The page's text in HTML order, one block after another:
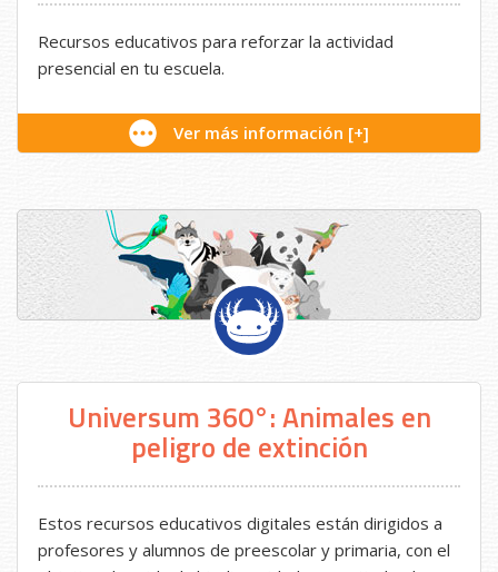
Recursos educativos para reforzar la actividad
presencial en tu escuela.
Ver más información [+]
Universum 360°: Animales en
peligro de extinción
Estos recursos educativos digitales están dirigidos a
profesores y alumnos de preescolar y primaria, con el